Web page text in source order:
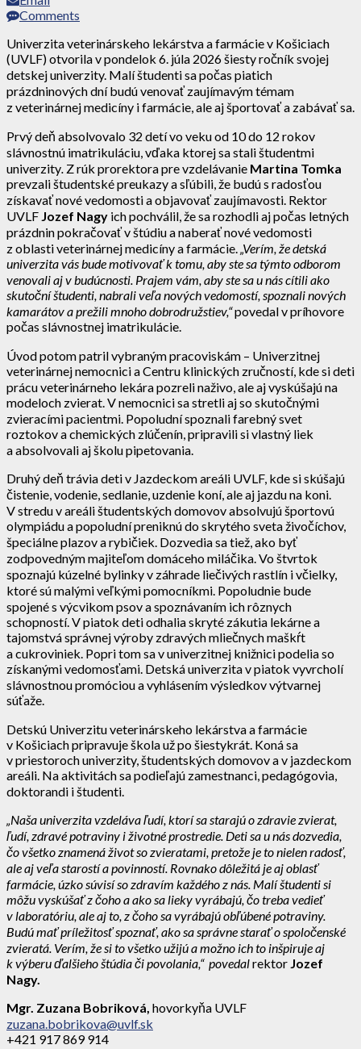
Comments
Univerzita veterinárskeho lekárstva a farmácie v Košiciach
(UVLF) otvorila v pondelok 6. júla 2026 šiesty ročník svojej
detskej univerzity. Malí študenti sa počas piatich
prázdninových dní budú venovať zaujímavým témam
z veterinárnej medicíny i farmácie, ale aj športovať a zabávať sa.
Prvý deň absolvovalo 32 detí vo veku od 10 do 12 rokov
slávnostnú imatrikuláciu, vďaka ktorej sa stali študentmi
univerzity Z rúk prorektora pre vzdelávanie Martina Tomka
prevzali študentské preukazy a sľúbili, že budú s radosťou
získavať nové vedomosti a objavovať zaujímavosti. Rektor
UVLF Jozef Nagy ich pochválil, že sa rozhodli aj počas letných
prázdnin pokračovať v štúdiu a naberať nové vedomosti
z oblasti veterinárnej medicíny a farmácie. „Verím, že detská
univerzita vás bude motivovať k tomu, aby ste sa týmto odborom
venovali aj v budúcnosti. Prajem vám, aby ste sa u nás cítili ako
skutoční študenti, nabrali veľa nových vedomostí, spoznali nových
kamarátov a prežili mnoho dobrodružstiev,“povedal v príhovore
počas slávnostnej imatrikulácie.
Úvod potom patril vybraným pracoviskám – Univerzitnej
veterinárnej nemocnici a Centru klinických zručností, kde si deti
prácu veterinárneho lekára pozreli naživo, ale aj vyskúšajú na
modeloch zvierat. V nemocnici sa stretli aj so skutočnými
zvieracími pacientmi. Popoludní spoznali farebný svet
roztokov a chemických zlúčenín, pripravili si vlastný liek
a absolvovali aj školu pipetovania.
Druhý deň trávia deti v Jazdeckom areáli UVLF, kde si skúšajú
čistenie, vodenie, sedlanie, uzdenie koní, ale aj jazdu na koni.
V stredu v areáli študentských domovov absolvujú športovú
olympiádu a popoludní preniknú do skrytého sveta živočíchov,
špeciálne plazov a rybičiek. Dozvedia sa tiež, ako byť
zodpovedným majiteľom domáceho miláčika. Vo štvrtok
spoznajú kúzelné bylinky v záhrade liečivých rastlín i včielky,
ktoré sú malými veľkými pomocníkmi. Popoludnie bude
spojené s výcvikom psov a spoznávaním ich rôznych
schopností. V piatok deti odhalia skryté zákutia lekárne a
tajomstvá správnej výroby zdravých mliečnych maškŕt
a cukroviniek. Popri tom sa v univerzitnej knižnici podelia so
získanými vedomosťami. Detská univerzita v piatok vyvrcholí
slávnostnou promóciou a vyhlásením výsledkov výtvarnej
súťaže.
Detskú Univerzitu veterinárskeho lekárstva a farmácie
v Košiciach pripravuje škola už po šiestykrát. Koná sa
v priestoroch univerzity, študentských domovov a v jazdeckom
areáli. Na aktivitách sa podieľajú zamestnanci, pedagógovia,
doktorandi i študenti.
„Naša univerzita vzdeláva ľudí, ktorí sa starajú o zdravie zvierat,
ľudí, zdravé potraviny i životné prostredie. Deti sa u nás dozvedia,
čo všetko znamená život so zvieratami, pretože je to nielen radosť,
ale aj veľa starostí a povinností. Rovnako dôležitá je aj oblasť
farmácie, úzko súvisí so zdravím každého z nás. Malí študenti si
môžu vyskúšať z čoho a ako sa lieky vyrábajú, čo treba vedieť
v laboratóriu, ale aj to, z čoho sa vyrábajú obľúbené potraviny.
Budú mať príležitosť spoznať, ako sa správne starať o spoločenské
zvieratá. Verím, že si to všetko užijú a možno ich to inšpiruje aj
k výberu ďalšieho štúdia či povolania,“ povedalrektor Jozef
Nagy.
Mgr. Zuzana Bobriková, ​hovorkyňa UVLF
zuzana.bobrikova@uvlf.sk
+421 917 869 914